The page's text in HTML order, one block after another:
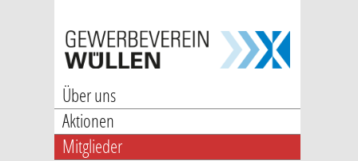
Über uns
Aktionen
Mitglieder